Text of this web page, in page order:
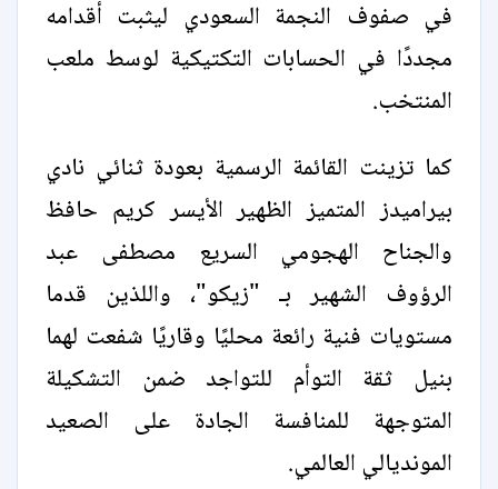
في صفوف النجمة السعودي ليثبت أقدامه
مجددًا في الحسابات التكتيكية لوسط ملعب
المنتخب.
كما تزينت القائمة الرسمية بعودة ثنائي نادي
بيراميدز المتميز الظهير الأيسر كريم حافظ
والجناح الهجومي السريع مصطفى عبد
الرؤوف الشهير بـ "زيكو"، واللذين قدما
مستويات فنية رائعة محليًا وقاريًا شفعت لهما
بنيل ثقة التوأم للتواجد ضمن التشكيلة
المتوجهة للمنافسة الجادة على الصعيد
المونديالي العالمي.